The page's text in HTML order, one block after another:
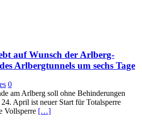
auf Wunsch der Arlberg-
Arlbergtunnels um sechs Tage
0
am Arlberg soll ohne Behinderungen
April ist neuer Start für Totalsperre
Vollsperre […]